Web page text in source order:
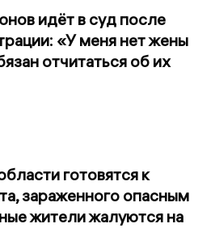
идёт в суд после
«У меня нет жены
отчитаться об их
готовятся к
зараженного опасным
жители жалуются на